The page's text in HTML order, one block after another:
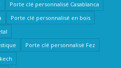
Porte clé personnalisé Casablanca
Porte clé personnalisé en bois
Porte clé personnalisé Fez